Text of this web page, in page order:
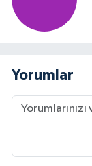
Yorumlar